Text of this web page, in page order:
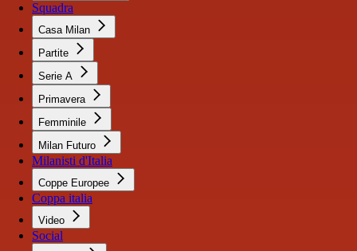
Squadra
Casa Milan
Partite
Serie A
Primavera
Femminile
Milan Futuro
Milanisti d'Italia
Coppe Europee
Coppa italia
Video
Social